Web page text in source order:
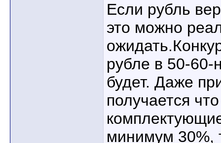
Если рубль
это можно
рубле в 50-60-
будет. Даже
получается
минимум 30%,